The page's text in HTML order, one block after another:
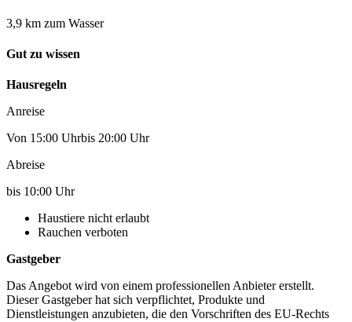
3,9 km zum Wasser
Gut zu wissen
Hausregeln
Anreise
Von 15:00 Uhrbis 20:00 Uhr
Abreise
bis 10:00 Uhr
Haustiere nicht erlaubt
Rauchen verboten
Gastgeber
Das Angebot wird von einem professionellen Anbieter erstellt.
Dieser Gastgeber hat sich verpflichtet, Produkte und
Dienstleistungen anzubieten, die den Vorschriften des EU-Rechts